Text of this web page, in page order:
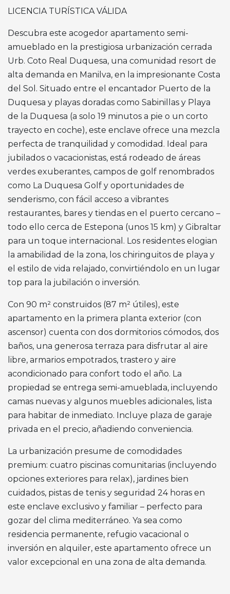
LICENCIA TURÍSTICA VÁLIDA
Descubra este acogedor apartamento semi-
amueblado en la prestigiosa urbanización cerrada
Urb. Coto Real Duquesa, una comunidad resort de
alta demanda en Manilva, en la impresionante Costa
del Sol. Situado entre el encantador Puerto de la
Duquesa y playas doradas como Sabinillas y Playa
de la Duquesa (a solo 19 minutos a pie o un corto
trayecto en coche), este enclave ofrece una mezcla
perfecta de tranquilidad y comodidad. Ideal para
jubilados o vacacionistas, está rodeado de áreas
verdes exuberantes, campos de golf renombrados
como La Duquesa Golf y oportunidades de
senderismo, con fácil acceso a vibrantes
restaurantes, bares y tiendas en el puerto cercano –
todo ello cerca de Estepona (unos 15 km) y Gibraltar
para un toque internacional. Los residentes elogian
la amabilidad de la zona, los chiringuitos de playa y
el estilo de vida relajado, convirtiéndolo en un lugar
top para la jubilación o inversión.
Con 90 m² construidos (87 m² útiles), este
apartamento en la primera planta exterior (con
ascensor) cuenta con dos dormitorios cómodos, dos
baños, una generosa terraza para disfrutar al aire
libre, armarios empotrados, trastero y aire
acondicionado para confort todo el año. La
propiedad se entrega semi-amueblada, incluyendo
camas nuevas y algunos muebles adicionales, lista
para habitar de inmediato. Incluye plaza de garaje
privada en el precio, añadiendo conveniencia.
La urbanización presume de comodidades
premium: cuatro piscinas comunitarias (incluyendo
opciones exteriores para relax), jardines bien
cuidados, pistas de tenis y seguridad 24 horas en
este enclave exclusivo y familiar – perfecto para
gozar del clima mediterráneo. Ya sea como
residencia permanente, refugio vacacional o
inversión en alquiler, este apartamento ofrece un
valor excepcional en una zona de alta demanda.